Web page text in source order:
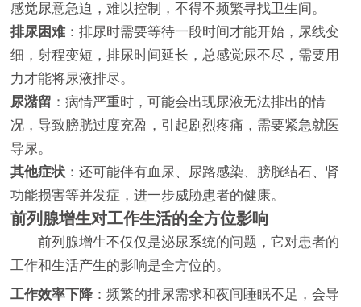
感觉尿意急迫，难以控制，不得不频繁寻找卫生间。
排尿困难：排尿时需要等待一段时间才能开始，尿线变
细，射程变短，排尿时间延长，总感觉尿不尽，需要用
力才能将尿液排尽。
尿潴留 ：病情严重时，可能会出现尿液无法排出的情
况，导致膀胱过度充盈，引起剧烈疼痛，需要紧急就医
导尿。
其他症状 ：还可能伴有血尿、尿路感染、膀胱结石、肾
功能损害等并发症，进一步威胁患者的健康。
前列腺增生对工作生活的全方位影响
前列腺增生不仅仅是泌尿系统的问题，它对患者的
工作和生活产生的影响是全方位的。
工作效率下降 ：频繁的排尿需求和夜间睡眠不足，会导